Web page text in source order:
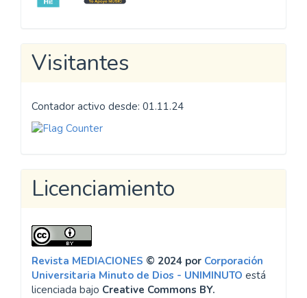
Visitantes
Contador activo desde: 01.11.24
Licenciamiento
Revista MEDIACIONES © 2024 por Corporación
Universitaria Minuto de Dios - UNIMINUTO está
licenciada bajo Creative Commons BY.